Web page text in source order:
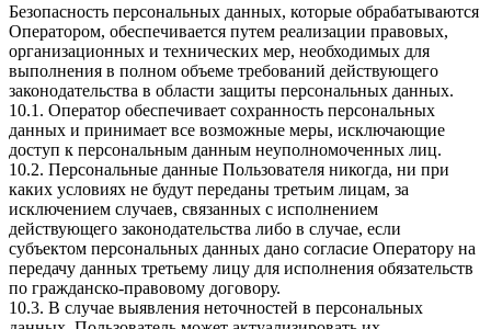
Безопасность персональных данных, которые обрабатываются
Оператором, обеспечивается путем реализации правовых,
организационных и технических мер, необходимых для
выполнения в полном объеме требований действующего
законодательства в области защиты персональных данных.
10.1. Оператор обеспечивает сохранность персональных
данных и принимает все возможные меры, исключающие
доступ к персональным данным неуполномоченных лиц.
10.2. Персональные данные Пользователя никогда, ни при
каких условиях не будут переданы третьим лицам, за
исключением случаев, связанных с исполнением
действующего законодательства либо в случае, если
субъектом персональных данных дано согласие Оператору на
передачу данных третьему лицу для исполнения обязательств
по гражданско-правовому договору.
10.3. В случае выявления неточностей в персональных